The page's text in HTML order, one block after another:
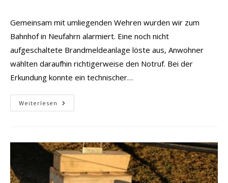
Gemeinsam mit umliegenden Wehren wurden wir zum
Bahnhof in Neufahrn alarmiert. Eine noch nicht
aufgeschaltete Brandmeldeanlage löste aus, Anwohner
wählten daraufhin richtigerweise den Notruf. Bei der
Erkundung konnte ein technischer…
Weiterlesen BMA
Bahnhof